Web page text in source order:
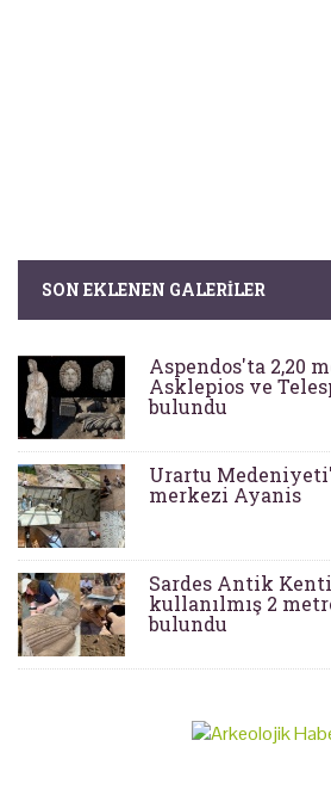
SON EKLENEN GALERILER
Aspendos'ta 2,20
Asklepios ve
bulundu
Urartu
merkezi Ayanis
Sardes Antik
kullanılmış 2
bulundu